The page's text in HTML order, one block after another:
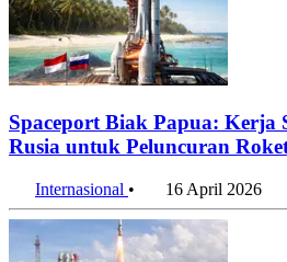
Spaceport Biak Papua: Kerja
Rusia untuk Peluncuran
Internasional • 16 April 2026